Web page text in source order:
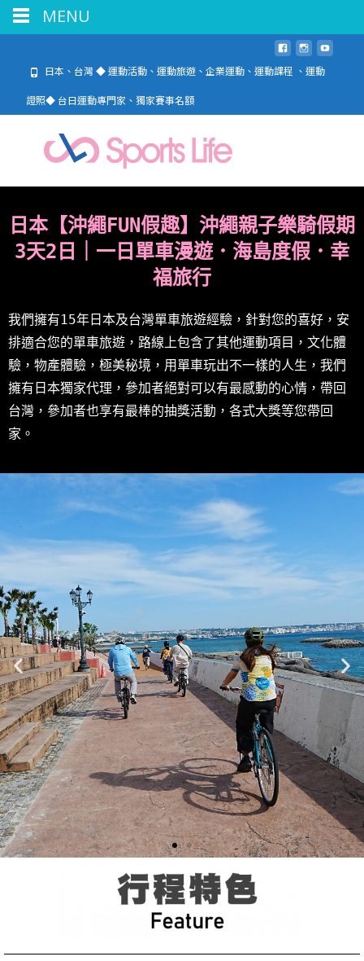
日本、台灣 ◆ 運動活動、運動旅遊、企業運動、運動課程 、運動
證照◆ 台日運動專門家、獨家賽事名額
日本【沖繩FUN假趣】沖繩親子樂騎假期
3天2日｜一日單車漫遊．海島度假．幸
福旅行
我們擁有15年日本及台灣單車旅遊經驗，針對您的喜好，安
排適合您的單車旅遊，路線上包含了其他運動項目，文化體
驗，物產體驗，極美秘境，用單車玩出不一樣的人生，我們
擁有日本獨家代理，參加者絕對可以有最感動的心情，帶回
台灣，參加者也享有最棒的抽獎活動，各式大獎等您帶回
家。
MENU